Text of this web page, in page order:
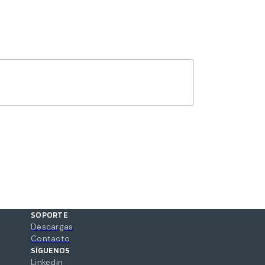
SOPORTE
Descargas
Contacto
SÍGUENOS
Linkedin